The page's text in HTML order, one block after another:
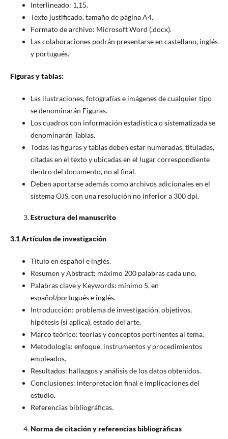
Interlineado: 1,15.
Texto justificado, tamaño de página A4.
Formato de archivo: Microsoft Word (.docx).
Las colaboraciones podrán presentarse en castellano, inglés
y portugués.
Figuras y tablas:
Las ilustraciones, fotografías e imágenes de cualquier tipo
se denominarán Figuras.
Los cuadros con información estadística o sistematizada se
denominarán Tablas.
Todas las figuras y tablas deben estar numeradas, tituladas,
citadas en el texto y ubicadas en el lugar correspondiente
dentro del documento, no al final.
Deben aportarse además como archivos adicionales en el
sistema OJS, con una resolución no inferior a 300 dpi.
Estructura del manuscrito
3.1 Artículos de investigación
Título en español e inglés.
Resumen y Abstract: máximo 200 palabras cada uno.
Palabras clave y Keywords: mínimo 5, en
español/portugués e inglés.
Introducción: problema de investigación, objetivos,
hipótesis (si aplica), estado del arte.
Marco teórico: teorías y conceptos pertinentes al tema.
Metodología: enfoque, instrumentos y procedimientos
empleados.
Resultados: hallazgos y análisis de los datos obtenidos.
Conclusiones: interpretación final e implicaciones del
estudio.
Referencias bibliográficas.
Norma de citación y referencias bibliográficas